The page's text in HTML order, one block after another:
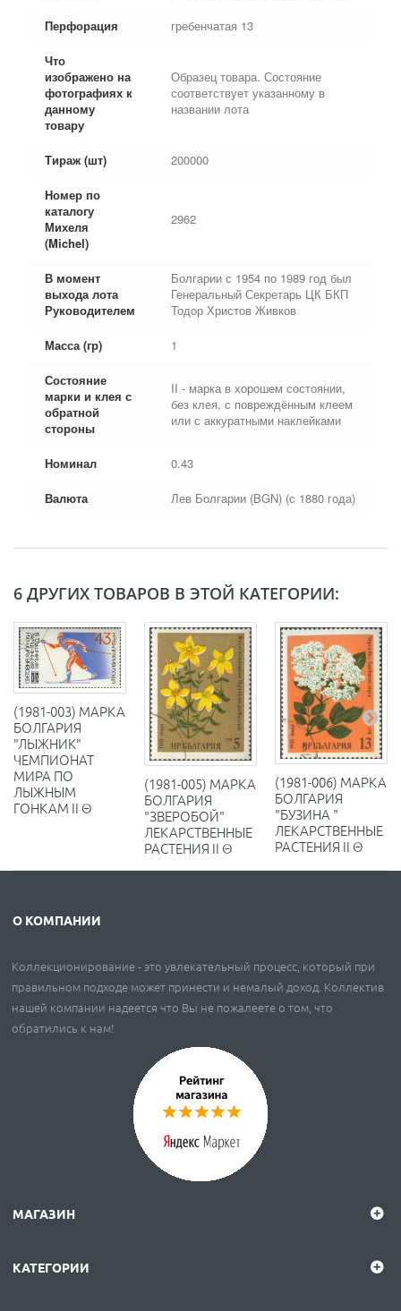
Перфорация гребенчатая 13
Что
изображено на
фотографиях к
данному
товару
Образец товара. Состояние
соответствует указанному в
названии лота
Тираж (шт) 200000
Номер по
каталогу
Михеля
(Michel)
2962
В момент
выхода лота
Руководителем
Болгарии с 1954 по 1989 год был
Генеральный Секретарь ЦК БКП
Тодор Христов Живков
Масса (гр) 1
Состояние
марки и клея с
обратной
стороны
II - марка в хорошем состоянии,
без клея, с повреждённым клеем
или с аккуратными наклейками
Номинал 0.43
Валюта Лев Болгарии (BGN) (с 1880 года)
6 ДРУГИХ ТОВАРОВ В ЭТОЙ КАТЕГОРИИ:
(1981-003) МАРКА
БОЛГАРИЯ
"ЛЫЖНИК"
ЧЕМПИОНАТ
МИРА ПО
ЛЫЖНЫМ
ГОНКАМ II Θ
(1981-005) МАРКА
БОЛГАРИЯ
"ЗВЕРОБОЙ"
ЛЕКАРСТВЕННЫЕ
РАСТЕНИЯ II Θ
(1981-006) МАРКА
БОЛГАРИЯ
"БУЗИНА "
ЛЕКАРСТВЕННЫЕ
РАСТЕНИЯ II Θ
О КОМПАНИИ
Коллекционирование - это увлекательный процесс, который при
правильном подходе может принести и немалый доход. Коллектив
нашей компании надеется что Вы не пожалеете о том, что
обратились к нам!
МАГАЗИН
КАТЕГОРИИ